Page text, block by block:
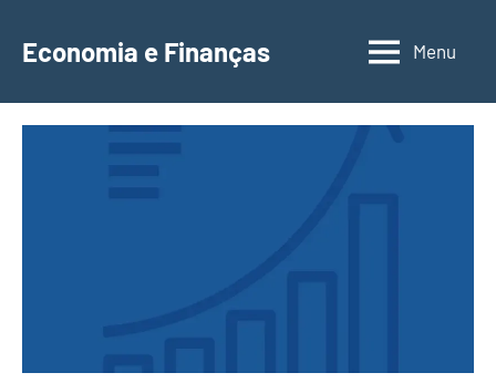
para
conteúdo
Economia e Finanças
Depósitos
Menu